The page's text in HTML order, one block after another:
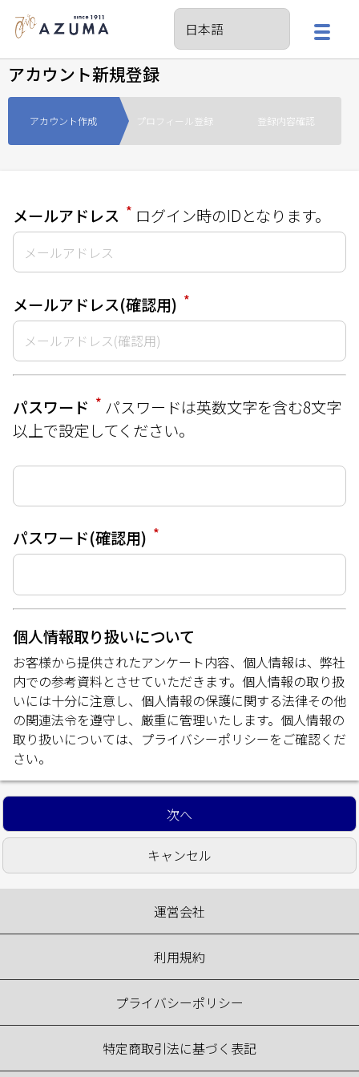
アカウント新規登録
アカウント作成 プロフィール登録 登録内容確認
メールアドレス * ログイン時のIDとなります。
メールアドレス(確認用) *
パスワード * パスワードは英数文字を含む8文字
以上で設定してください。
パスワード(確認用) *
個人情報取り扱いについて
お客様から提供されたアンケート内容、個人情報は、弊社
内での参考資料とさせていただきます。個人情報の取り扱
いには十分に注意し、個人情報の保護に関する法律その他
の関連法令を遵守し、厳重に管理いたします。個人情報の
取り扱いについては、 プライバシーポリシーをご確認くだ
さい。
運営会社
利用規約
プライバシーポリシー
特定商取引法に基づく表記